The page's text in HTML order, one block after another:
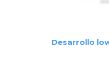
Desarrollo